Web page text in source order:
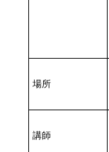
場所
講師